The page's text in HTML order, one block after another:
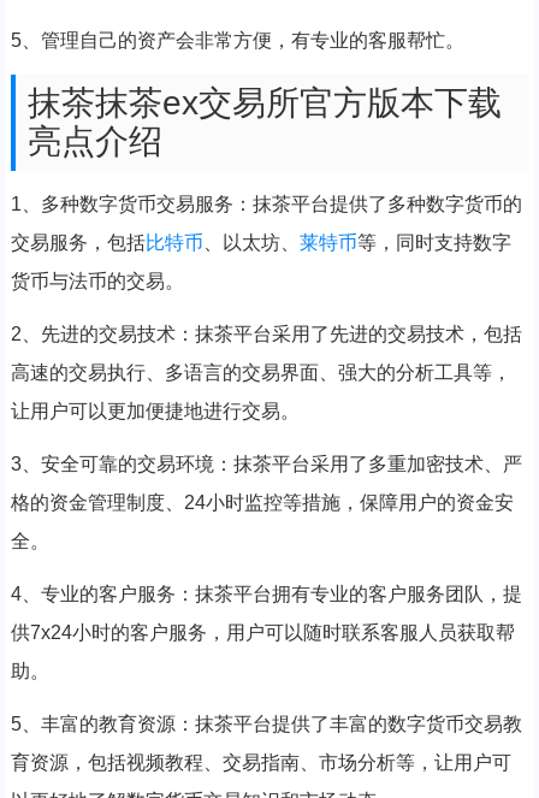
5、管理自己的资产会非常方便，有专业的客服帮忙。
抹茶抹茶ex交易所官方版本下载
亮点介绍
1、多种数字货币交易服务：抹茶平台提供了多种数字货币的
交易服务，包括比特币 、以太坊、 莱特币等，同时支持数字
货币与法币的交易。
2、先进的交易技术：抹茶平台采用了先进的交易技术，包括
高速的交易执行、多语言的交易界面、强大的分析工具等，
让用户可以更加便捷地进行交易。
3、安全可靠的交易环境：抹茶平台采用了多重加密技术、严
格的资金管理制度、24小时监控等措施，保障用户的资金安
全。
4、专业的客户服务：抹茶平台拥有专业的客户服务团队，提
供7x24小时的客户服务，用户可以随时联系客服人员获取帮
助。
5、丰富的教育资源：抹茶平台提供了丰富的数字货币交易教
育资源，包括视频教程、交易指南、市场分析等，让用户可